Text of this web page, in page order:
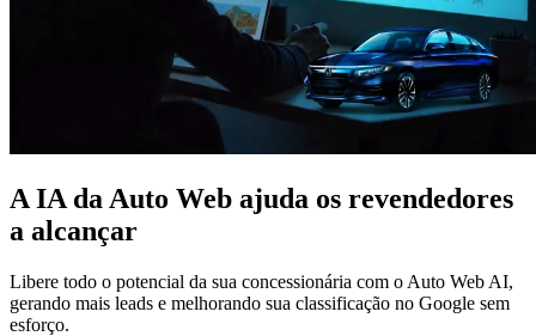
A IA da Auto Web ajuda os revendedores
a alcançar
Libere todo o potencial da sua concessionária com o Auto Web AI,
gerando mais leads e melhorando sua classificação no Google sem
esforço.